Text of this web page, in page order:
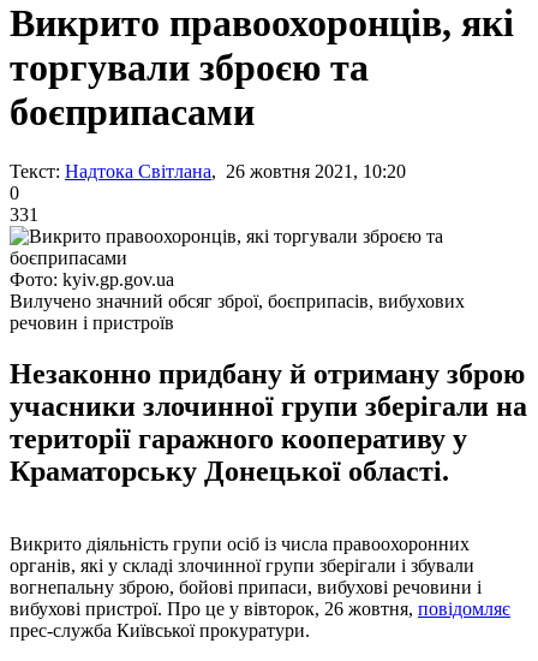
Викрито правоохоронців, які
торгували зброєю та
боєприпасами
Текст: Надтока Світлана, 26 жовтня 2021, 10:20
0
331
Фото: kyiv.gp.gov.ua
Вилучено значний обсяг зброї, боєприпасів, вибухових
речовин і пристроїв
Незаконно придбану й отриману зброю
учасники злочинної групи зберігали на
території гаражного кооперативу у
Краматорську Донецької області.
Викрито діяльність групи осіб із числа правоохоронних
органів, які у складі злочинної групи зберігали і збували
вогнепальну зброю, бойові припаси, вибухові речовини і
вибухові пристрої. Про це у вівторок, 26 жовтня, повідомляє
прес-служба Київської прокуратури.